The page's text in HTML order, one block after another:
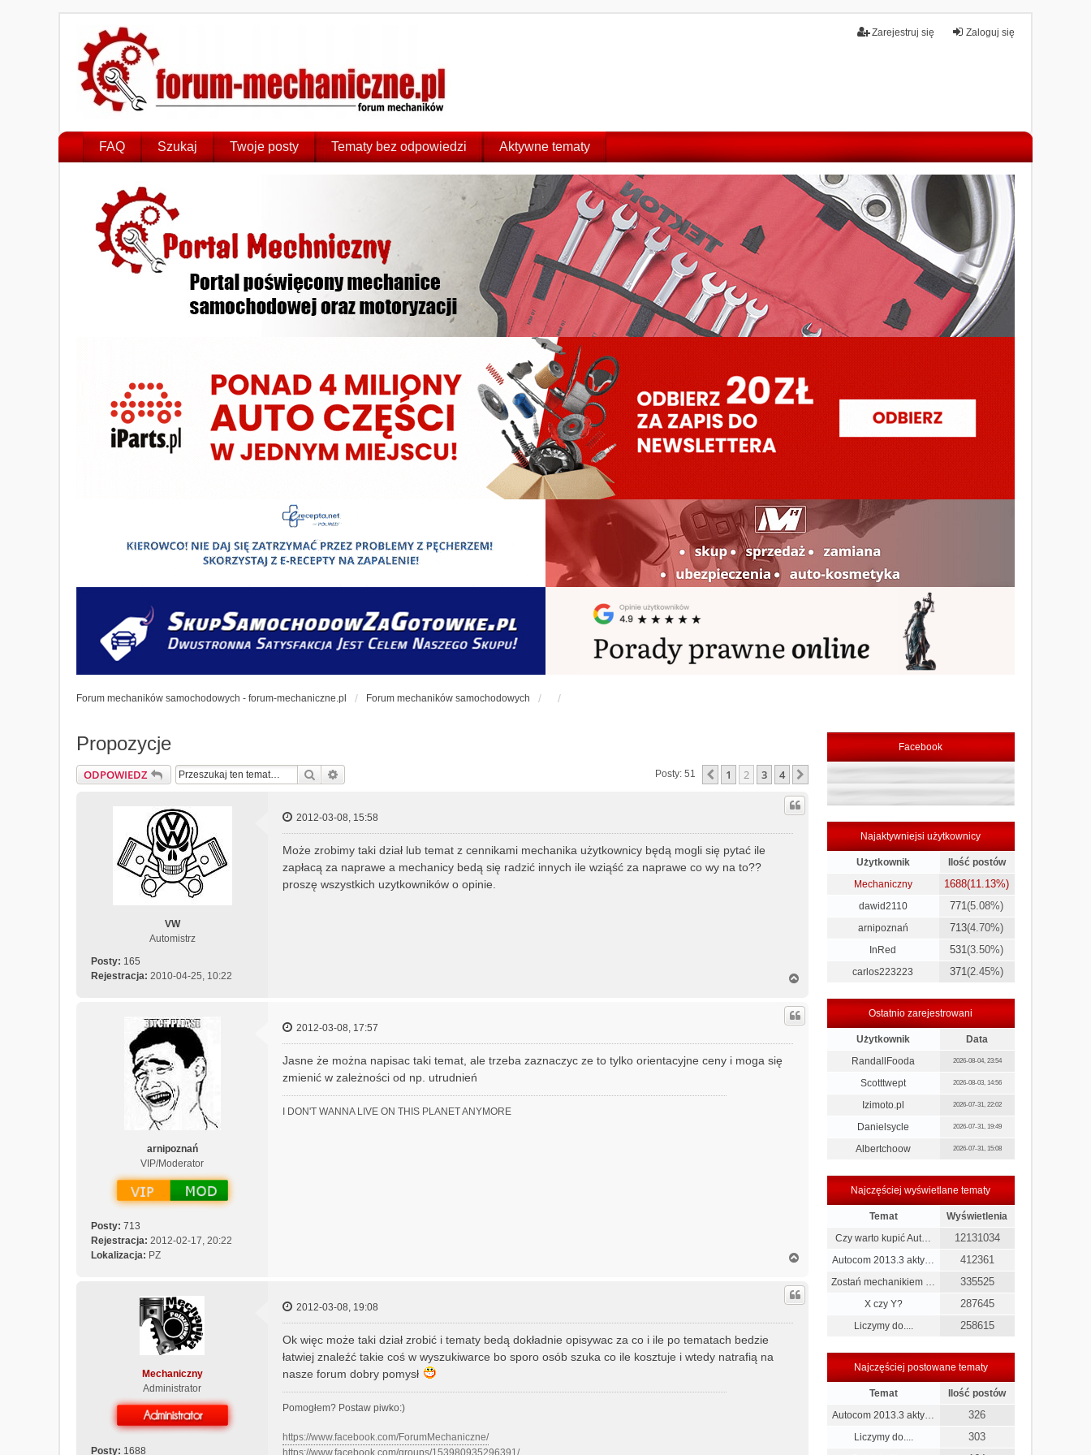
Zaloguj się
Zarejestruj się
FAQ Szukaj Twoje posty Tematy bez odpowiedzi Aktywne tematy
Forum mechaników samochodowych - forum-mechaniczne.pl Forum mechaników samochodowych
Propozycje
ODPOWIEDZ Szukaj Posty: 51 Poprzednia
1 2 3 4 Następna
VW
Automistrz
Posty: 165
Rejestracja: 2010-04-25, 10:22
2012-03-08, 15:58
Może zrobimy taki dział lub temat z cennikami mechanika użytkownicy będą mogli się pytać ile
zapłacą za naprawe a mechanicy bedą się radzić innych ile wziąść za naprawe co wy na to??
proszę wszystkich uzytkowników o opinie.
g
r
arnipoznań
VIP/Moderator
Posty: 713
Rejestracja: 2012-02-17, 20:22
Lokalizacja: PZ
2012-03-08, 17:57
Jasne że można napisac taki temat, ale trzeba zaznaczyc ze to tylko orientacyjne ceny i moga się
zmienić w zależności od np. utrudnień
I DON'T WANNA LIVE ON THIS PLANET ANYMORE
g
r
Mechaniczny
Administrator
Posty: 1688
2012-03-08, 19:08
Ok więc może taki dział zrobić i tematy bedą dokładnie opisywac za co i ile po tematach bedzie
łatwiej znaleźć takie coś w wyszukiwarce bo sporo osób szuka co ile kosztuje i wtedy natrafią na
nasze forum dobry pomysł
Pomogłem? Postaw piwko:)
https://www.facebook.com/ForumMechaniczne/
https://www.facebook.com/groups/153980935296391/
Facebook
Najaktywniejsi użytkownicy
Użytkownik
Ilość postów
Mechaniczny
1688(11.13%)
dawid2110 771(5.08%)
arnipoznań 713(4.70%)
InRed 531(3.50%)
carlos223223 371(2.45%)
Ostatnio zarejestrowani
Użytkownik
Data
RandallFooda
2026-08-04, 23:54
Scotttwept 2026-08-03, 14:56
Izimoto.pl 2026-07-31, 22:02
Danielsycle 2026-07-31, 19:49
Albertchoow 2026-07-31, 15:08
Najczęściej wyświetlane tematy
Temat
Wyświetlenia
Czy warto kupić Aut…
12131034
Autocom 2013.3 akty… 412361
Zostań mechanikiem … 335525
X czy Y? 287645
Liczymy do.... 258615
Najczęściej postowane tematy
Temat
Ilość postów
Autocom 2013.3 akty…
326
Liczymy do.... 303